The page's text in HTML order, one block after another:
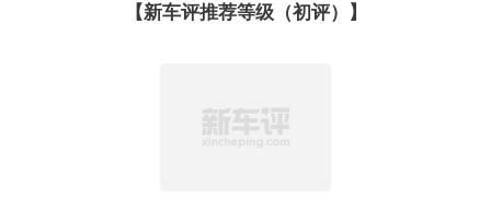
【新车评推荐等级（初评）】